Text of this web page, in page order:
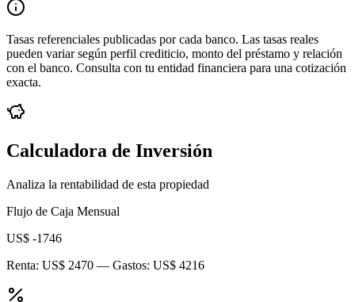
Tasas referenciales publicadas por cada banco. Las tasas reales
pueden variar según perfil crediticio, monto del préstamo y relación
con el banco. Consulta con tu entidad financiera para una cotización
exacta.
Calculadora de Inversión
Analiza la rentabilidad de esta propiedad
Flujo de Caja Mensual
US$ -1746
Renta: US$ 2470 — Gastos: US$ 4216